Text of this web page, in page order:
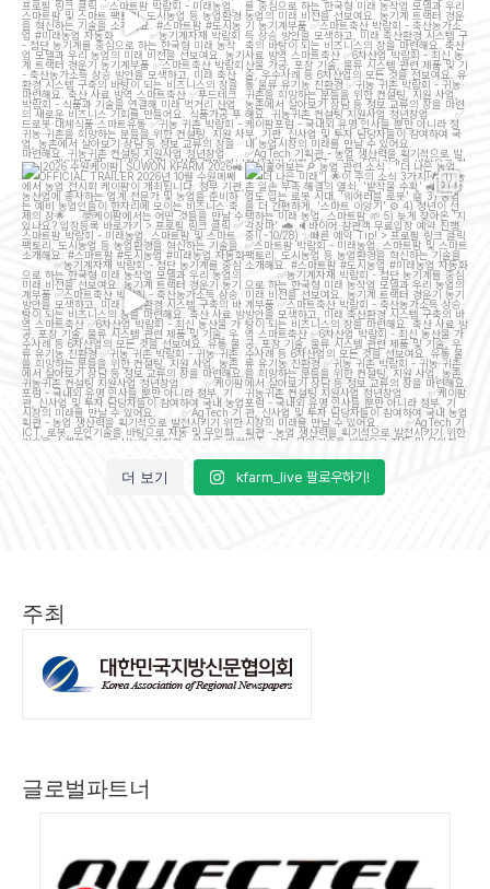
[2026 수원케이팜] SUWON KFARM
2026
OFFICIAL TRAILER...
7 5
[훑어보는
농업 관련 소식 : "더 나은 농업,
더 나은 미래"]
이...
15 5
더 보기 kfarm_live 팔로우하기!
주최
글로벌파트너